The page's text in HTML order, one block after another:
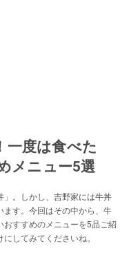
一度は食べた
メニュー5選
」。しかし、吉野家には牛丼
ます。今回はその中から、牛
おすすめのメニューを5品ご紹
してみてくださいね。